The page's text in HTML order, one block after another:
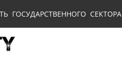
ГОСУДАРСТВЕННОГО